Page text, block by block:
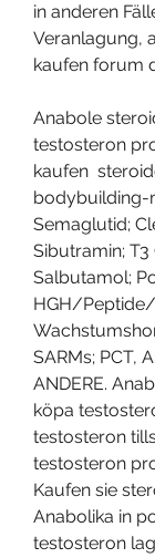
in anderen
Veranlagung,
kaufen forum
Anabole
testosteron
kaufen
bodybuilding-
Semaglutid;
Sibutramin;
Salbutamol;
HGH/Peptide/
SARMs; PCT,
ANDERE.
köpa
testosteron
testosteron
Kaufen sie
Anabolika in
testosteron